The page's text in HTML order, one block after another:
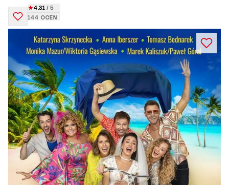
144 OCEN
4.31 / 5